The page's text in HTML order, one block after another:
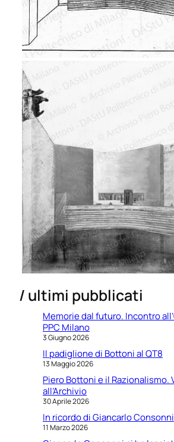
/ ultimi pubblicati
Memorie dal futuro. Incontro
PPC Milano
3 Giugno 2026
Il padiglione di Bottoni al QT8
13 Maggio 2026
Piero Bottoni e il Razionalismo.
all’Archivio
30 Aprile 2026
In ricordo di Giancarlo Consonni
11 Marzo 2026